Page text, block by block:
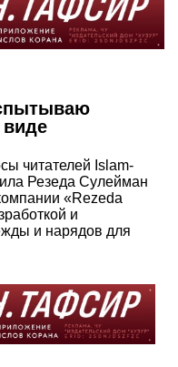
читателей Islam-
Резеда Сулейман
«Rezeda
и
и нарядов для